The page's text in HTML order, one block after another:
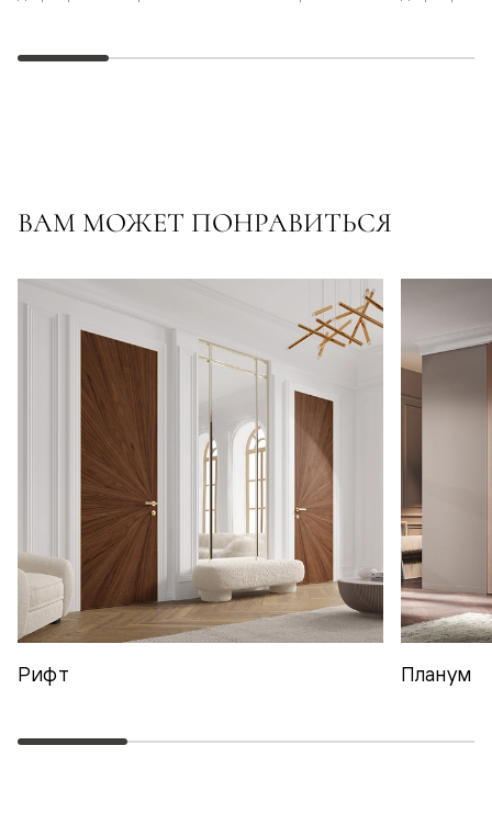
ВАМ МОЖЕТ ПОНРАВИТЬСЯ
Рифт Планум